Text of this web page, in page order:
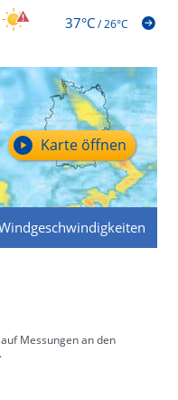
37°C/26°C
Karte öffnen
Messungen an den